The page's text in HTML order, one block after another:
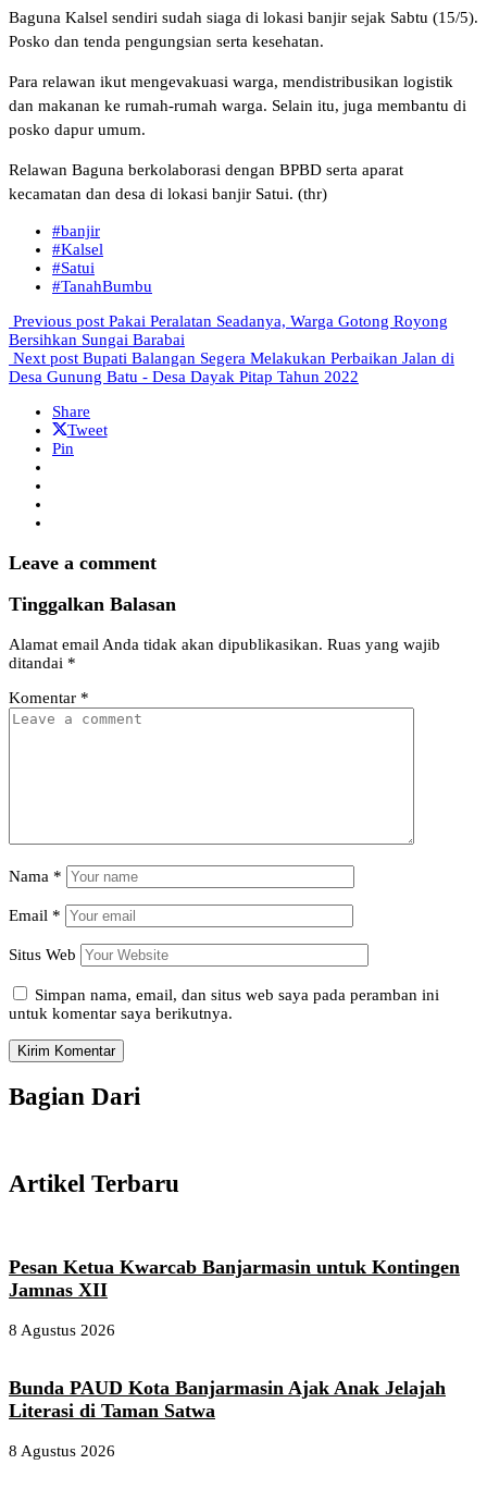
Baguna Kalsel sendiri sudah siaga di lokasi banjir sejak Sabtu (15/5).
Posko dan tenda pengungsian serta kesehatan.
Para relawan ikut mengevakuasi warga, mendistribusikan logistik
dan makanan ke rumah-rumah warga. Selain itu, juga membantu di
posko dapur umum.
Relawan Baguna berkolaborasi dengan BPBD serta aparat
kecamatan dan desa di lokasi banjir Satui. (thr)
#banjir
#Kalsel
#Satui
#TanahBumbu
Previous post Pakai Peralatan Seadanya, Warga Gotong Royong
Bersihkan Sungai Barabai
Next post Bupati Balangan Segera Melakukan Perbaikan Jalan di
Desa Gunung Batu - Desa Dayak Pitap Tahun 2022
Share
Tweet
Pin
Leave a comment
Tinggalkan Balasan
Alamat email Anda tidak akan dipublikasikan. Ruas yang wajib
ditandai *
Komentar *
Nama *
Email *
Situs Web
Simpan nama, email, dan situs web saya pada peramban ini
untuk komentar saya berikutnya.
Bagian Dari
Artikel Terbaru
Pesan Ketua Kwarcab Banjarmasin untuk Kontingen
Jamnas XII
8 Agustus 2026
Bunda PAUD Kota Banjarmasin Ajak Anak Jelajah
Literasi di Taman Satwa
8 Agustus 2026